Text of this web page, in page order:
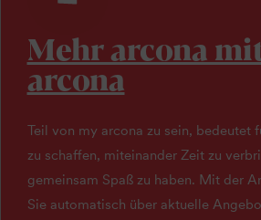
Mehr arcona
arcona
Teil von my arcona zu sein, bedeutet
zu schaffen, miteinander Zeit zu
gemeinsam Spaß zu haben. Mit der
Sie automatisch über aktuelle